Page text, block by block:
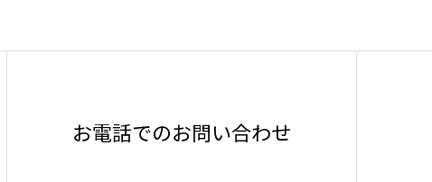
お電話でのお問い合わせ